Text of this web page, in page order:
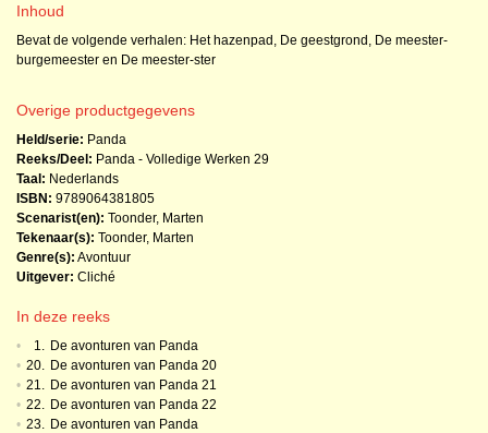
Inhoud
Bevat de volgende verhalen: Het hazenpad, De geestgrond, De meester-
burgemeester en De meester-ster
Overige productgegevens
Held/serie: Panda
Reeks/Deel: Panda - Volledige Werken 29
Taal: Nederlands
ISBN: 9789064381805
Scenarist(en): Toonder, Marten
Tekenaar(s): Toonder, Marten
Genre(s): Avontuur
Uitgever: Cliché
In deze reeks
• 1. De avonturen van Panda
• 20. De avonturen van Panda 20
• 21. De avonturen van Panda 21
• 22. De avonturen van Panda 22
• 23. De avonturen van Panda